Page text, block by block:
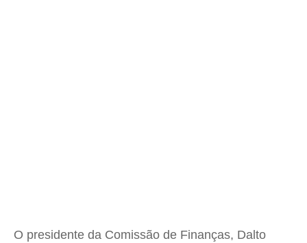
O presidente da Comissão de Finanças, Dalto